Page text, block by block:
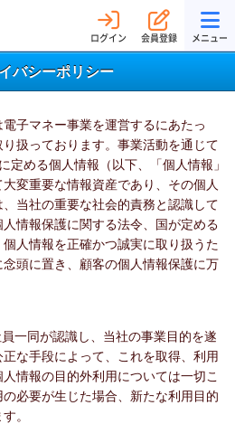
ログイン 会員登録 メニュー
バシーポリシー
子マネー事業を運営するにあたっ
扱っております。事業活動を通じて
定める個人情報（以下、「個人情報」
変重要な情報資産であり、その個人
当社の重要な社会的責務と認識して
情報保護に関する法令、国が定める
人情報を正確かつ誠実に取り扱うた
頭に置き、顧客の個人情報保護に万
一同が認識し、当社の事業目的を遂
な手段によって、これを取得、利用
情報の目的外利用については一切こ
必要が生じた場合、新たな利用目的
。